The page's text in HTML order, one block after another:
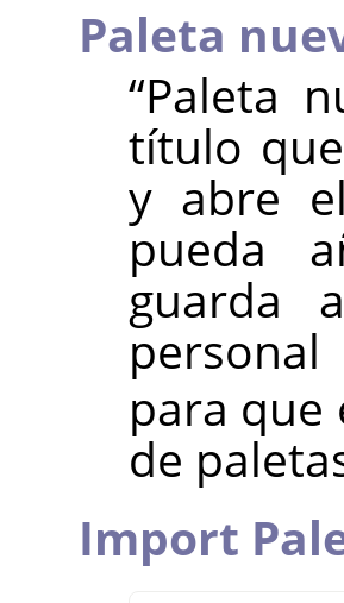
Paleta
“Paleta
título
y abre
pueda
guarda
personal
para que
de
Import